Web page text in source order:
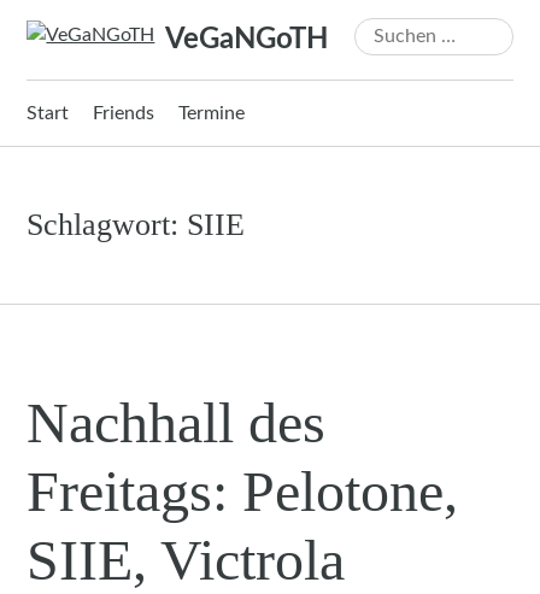
Inhalt
VeGaNGoTH
Suchen
nach:
Start Friends Termine
Schlagwort: SIIE
Nachhall des
Freitags: Pelotone,
SIIE, Victrola